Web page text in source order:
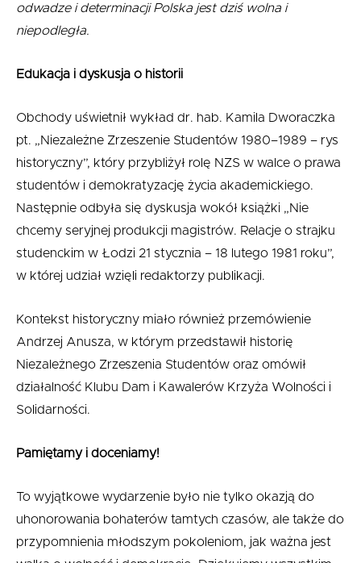
odwadze i determinacji Polska jest dziś wolna i
niepodległa.
Edukacja i dyskusja o historii
Obchody uświetnił wykład dr. hab. Kamila Dworaczka
pt. „Niezależne Zrzeszenie Studentów 1980–1989 – rys
historyczny”, który przybliżył rolę NZS w walce o prawa
studentów i demokratyzację życia akademickiego.
Następnie odbyła się dyskusja wokół książki „Nie
chcemy seryjnej produkcji magistrów. Relacje o strajku
studenckim w Łodzi 21 stycznia – 18 lutego 1981 roku”,
w której udział wzięli redaktorzy publikacji.
Kontekst historyczny miało również przemówienie
Andrzej Anusza, w którym przedstawił historię
Niezależnego Zrzeszenia Studentów oraz omówił
działalność Klubu Dam i Kawalerów Krzyża Wolności i
Solidarności.
Pamiętamy i doceniamy!
To wyjątkowe wydarzenie było nie tylko okazją do
uhonorowania bohaterów tamtych czasów, ale także do
przypomnienia młodszym pokoleniom, jak ważna jest